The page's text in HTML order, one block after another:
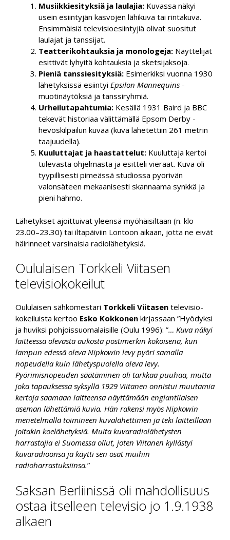
Musiikkiesityksiä ja laulajia: Kuvassa näkyi
usein esiintyjän kasvojen lähikuva tai rintakuva.
Ensimmäisiä televisioesiintyjiä olivat suositut
laulajat ja tanssijat.
Teatterikohtauksia ja monologeja: Näyttelijät
esittivät lyhyitä kohtauksia ja sketsijaksoja.
Pieniä tanssiesityksiä: Esimerkiksi vuonna 1930
lähetyksissä esiintyi Epsilon Mannequins -
muotinäytöksiä ja tanssiryhmiä.
Urheilutapahtumia: Kesällä 1931 Baird ja BBC
tekevät historiaa välittämällä Epsom Derby -
hevoskilpailun kuvaa (kuva lähetettiin 261 metrin
taajuudella).
Kuuluttajat ja haastattelut: Kuuluttaja kertoi
tulevasta ohjelmasta ja esitteli vieraat. Kuva oli
tyypillisesti pimeässä studiossa pyörivän
valonsäteen mekaanisesti skannaama synkkä ja
pieni hahmo.
Lähetykset ajoittuivat yleensä myöhäisiltaan (n. klo
23.00–23.30) tai iltapäiviin Lontoon aikaan, jotta ne eivät
häirinneet varsinaisia radiolähetyksiä.
Oululaisen Torkkeli Viitasen
televisiokokeilut
Oululaisen sähkömestari Torkkeli Viitasen televisio-
kokeiluista kertoo Esko Kokkonen kirjassaan ”Hyödyksi
ja huviksi pohjoissuomalaisille (Oulu 1996): ”… Kuva näkyi
laitteessa olevasta aukosta postimerkin kokoisena, kun
lampun edessä oleva Nipkowin levy pyöri samalla
nopeudella kuin lähetyspuolella oleva levy.
Pyörimisnopeuden säätäminen oli tarkkaa puuhaa, mutta
joka tapauksessa syksyllä 1929 Viitanen onnistui muutamia
kertoja saamaan laitteensa näyttämään englantilaisen
aseman lähettämiä kuvia. Hän rakensi myös Nipkowin
menetelmällä toimineen kuvalähettimen ja teki laitteillaan
joitakin koelähetyksiä. Muita kuvaradiolähetysten
harrastajia ei Suomessa ollut, joten Viitanen kyllästyi
kuvaradioonsa ja käytti sen osat muihin
radioharrastuksiinsa.”
Saksan Berliinissä oli mahdollisuus
ostaa itselleen televisio jo 1.9.1938
alkaen